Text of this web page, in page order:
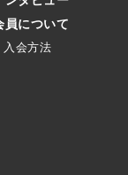
員について
入会方法